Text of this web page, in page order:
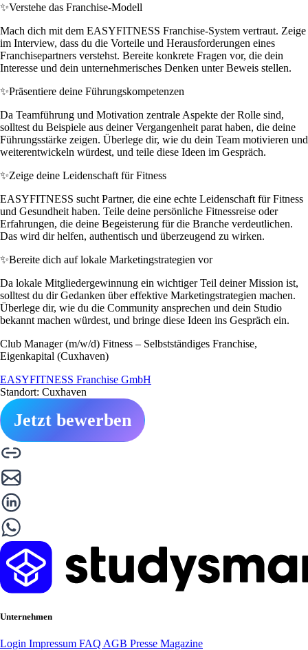
✨Verstehe das Franchise-Modell
Mach dich mit dem EASYFITNESS Franchise-System vertraut. Zeige
im Interview, dass du die Vorteile und Herausforderungen eines
Franchisepartners verstehst. Bereite konkrete Fragen vor, die dein
Interesse und dein unternehmerisches Denken unter Beweis stellen.
✨Präsentiere deine Führungskompetenzen
Da Teamführung und Motivation zentrale Aspekte der Rolle sind,
solltest du Beispiele aus deiner Vergangenheit parat haben, die deine
Führungsstärke zeigen. Überlege dir, wie du dein Team motivieren und
weiterentwickeln würdest, und teile diese Ideen im Gespräch.
✨Zeige deine Leidenschaft für Fitness
EASYFITNESS sucht Partner, die eine echte Leidenschaft für Fitness
und Gesundheit haben. Teile deine persönliche Fitnessreise oder
Erfahrungen, die deine Begeisterung für die Branche verdeutlichen.
Das wird dir helfen, authentisch und überzeugend zu wirken.
✨Bereite dich auf lokale Marketingstrategien vor
Da lokale Mitgliedergewinnung ein wichtiger Teil deiner Mission ist,
solltest du dir Gedanken über effektive Marketingstrategien machen.
Überlege dir, wie du die Community ansprechen und dein Studio
bekannt machen würdest, und bringe diese Ideen ins Gespräch ein.
Club Manager (m/w/d) Fitness – Selbstständiges Franchise,
Eigenkapital (Cuxhaven)
EASYFITNESS Franchise GmbH
Standort: Cuxhaven
Jetzt bewerben
Unternehmen
Login Impressum FAQ AGB Presse Magazine